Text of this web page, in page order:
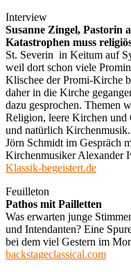
Interview
Susanne Zingel, Pastorin
Katastrophen muss
St. Severin in Keitum auf
weil dort schon viele
Klischee der Promi-Kirche
daher in die Kirche
dazu gesprochen. Themen
Religion, leere Kirchen und
und natürlich Kirchenmusik.
Jörn Schmidt im Gespräch
Kirchenmusiker Alexander
Klassik-begeistert.de
Feuilleton
Pathos mit Pailletten
Was erwarten junge
und Intendanten? Eine
bei dem viel Gestern im
backstageclassical.com